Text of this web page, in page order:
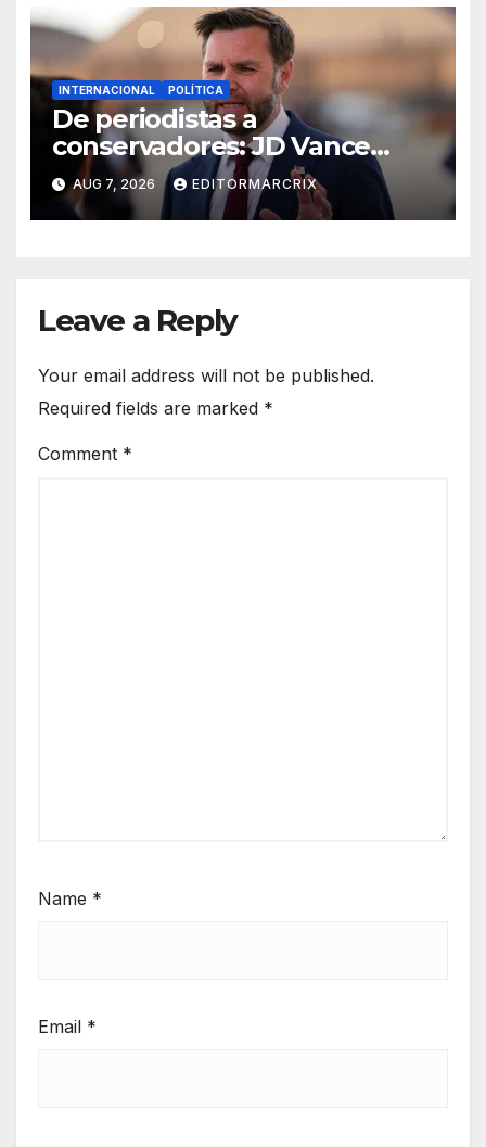
INTERNACIONAL POLÍTICA
De periodistas a
conservadores: JD Vance
intensifica sus ataques desde
las redes
AUG 7, 2026 EDITORMARCRIX
Leave a Reply
Your email address will not be published.
Required fields are marked *
Comment *
Name *
Email *